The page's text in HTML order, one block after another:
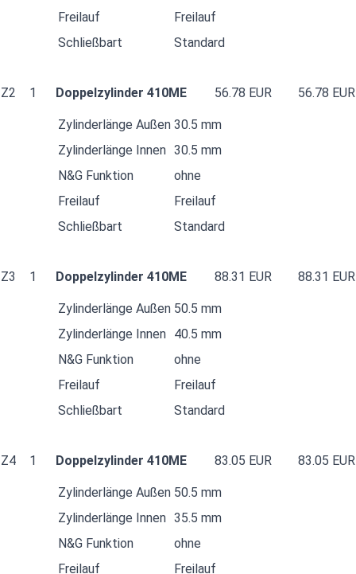
Freilauf
Freilauf
Schließbart
Standard
Z2 1 Doppelzylinder 410ME 56.78 EUR 56.78 EUR
Zylinderlänge Außen 30.5 mm
Zylinderlänge Innen 30.5 mm
N&G Funktion
ohne
Freilauf
Freilauf
Schließbart
Standard
Z3 1 Doppelzylinder 410ME 88.31 EUR 88.31 EUR
Zylinderlänge Außen 50.5 mm
Zylinderlänge Innen 40.5 mm
N&G Funktion
ohne
Freilauf
Freilauf
Schließbart
Standard
Z4 1 Doppelzylinder 410ME 83.05 EUR 83.05 EUR
Zylinderlänge Außen 50.5 mm
Zylinderlänge Innen 35.5 mm
N&G Funktion
ohne
Freilauf
Freilauf